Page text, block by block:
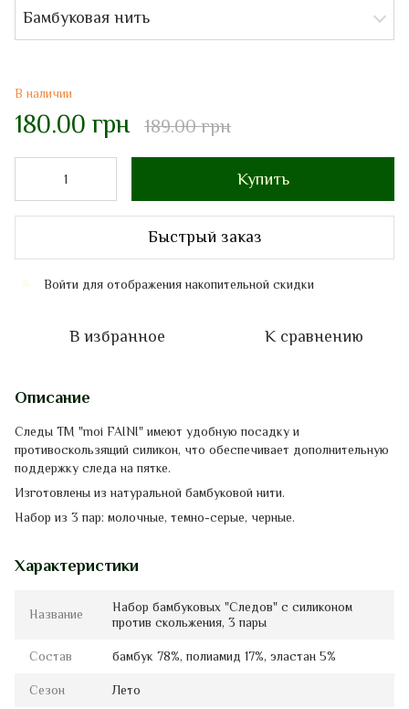
Бамбуковая нить
В наличии
180.00 грн 189.00 грн
Купить
Быстрый заказ
% Войти для отображения накопительной скидки
В избранное К сравнению
Описание
Следы ТМ "moi FAINI" имеют удобную посадку и
противоскользящий силикон, что обеспечивает дополнительную
поддержку следа на пятке.
Изготовлены изнатуральной бамбуковой нити.
Набор из 3 пар: молочные, темно-серые, черные.
Характеристики
Название
Набор бамбуковых "Следов" с силиконом
против скольжения, 3 пары
Состав бамбук 78%, полиамид 17%, эластан 5%
Сезон Лето